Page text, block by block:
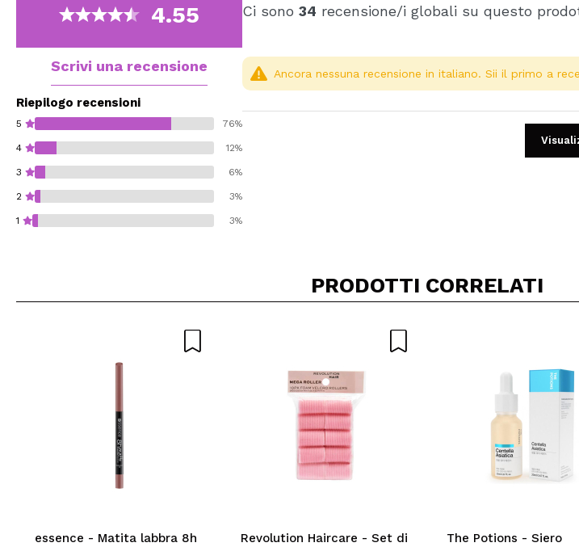
4.55
Scrivi una recensione
Riepilogo recensioni
5 76%
4 12%
3 6%
2 3%
1 3%
Ci sono 34 recensione/i globali su questo
Ancora nessuna recensione in italiano. Sii il primo a
PRODOTTI CORRELATI
essence - Matita labbra 8h
Revolution Haircare - Set di
The Potions - Siero